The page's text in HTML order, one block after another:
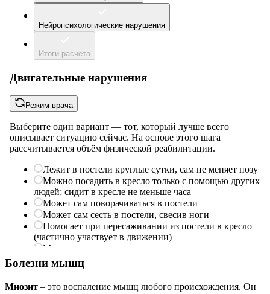
Болезни мышц
Миозит ‒ это воспаление мышц любого происхождения. Он